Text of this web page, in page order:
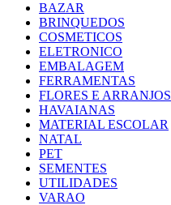
BAZAR
BRINQUEDOS
COSMETICOS
ELETRONICO
EMBALAGEM
FERRAMENTAS
FLORES E ARRANJOS
HAVAIANAS
MATERIAL ESCOLAR
NATAL
PET
SEMENTES
UTILIDADES
VARAO